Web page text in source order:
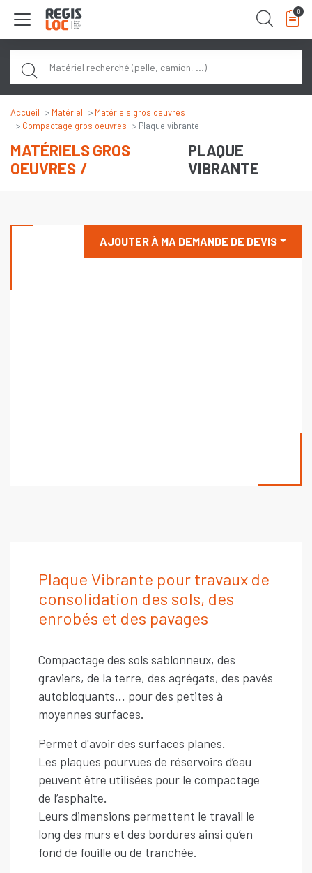
0
Accueil Matériel
Matériels gros oeuvres
Compactage gros oeuvres
Plaque vibrante
PLAQUE
VIBRANTE
MATÉRIELS GROS
OEUVRES
AJOUTER À MA DEMANDE DE DEVIS
Plaque Vibrante pour travaux de
consolidation des sols, des
enrobés et des pavages
Compactage des sols sablonneux, des
graviers, de la terre, des agrégats, des pavés
autobloquants... pour des petites à
moyennes surfaces.
Permet d'avoir des surfaces planes.
Les plaques pourvues de réservoirs d’eau
peuvent être utilisées pour le compactage
de l’asphalte.
Leurs dimensions permettent le travail le
long des murs et des bordures ainsi qu’en
fond de fouille ou de tranchée.
Panneau de gestion des cookies